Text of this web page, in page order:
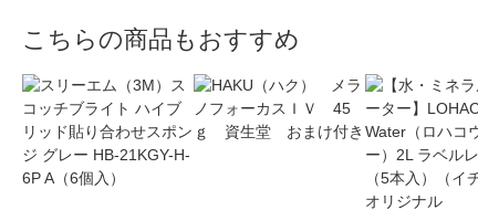
こちらの商品もおすすめ